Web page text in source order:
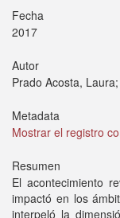
Fecha
2017
Autor
Prado Acosta,
Metadata
Mostrar el registro
Resumen
El acontecimiento
impactó en los
interpeló la